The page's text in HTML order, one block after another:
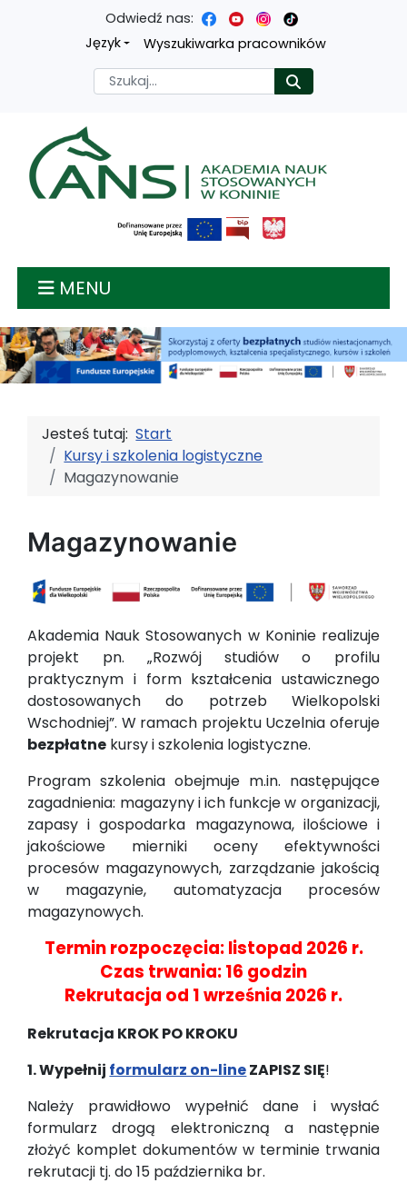
Przejdź
treści
głównej
Przejdź
menu
nawigacyjnego
Przejdź
wyszukiwarki
Przejdź
mapy
strony
Odwiedź nas:
Język
Wyszukiwarka pracowników
Szukaj
Akademia nauk
MENU
Jesteś tutaj:Start
Kursy i szkolenia logistyczne
Magazynowanie
Magazynowanie
Akademia Nauk Stosowanych w Koninie realizuje
projekt pn. „Rozwój studiów o profilu
praktycznym i form kształcenia ustawicznego
dostosowanych do potrzeb Wielkopolski
Wschodniej”. W ramach projektu Uczelnia oferuje
bezpłatne kursy i szkolenia logistyczne.
Program szkolenia obejmuje m.in. następujące
zagadnienia: magazyny i ich funkcje w organizacji,
zapasy i gospodarka magazynowa, ilościowe i
jakościowe mierniki oceny efektywności
procesów magazynowych, zarządzanie jakością
w magazynie, automatyzacja procesów
magazynowych.
Termin rozpoczęcia: listopad 2026 r.
Czas trwania: 16 godzin
Rekrutacja od 1 września 2026 r.
Rekrutacja KROK PO KROKU
1. Wypełnij formularz on-lineZAPISZ SIĘ!
Należy prawidłowo wypełnić dane i wysłać
formularz drogą elektroniczną a następnie
złożyć komplet dokumentów w terminie trwania
rekrutacji tj. do 15 października br.